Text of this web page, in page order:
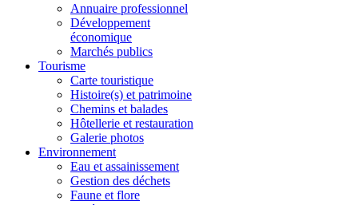
Annuaire professionnel
Développement
économique
Marchés publics
Tourisme
Carte touristique
Histoire(s) et patrimoine
Chemins et balades
Hôtellerie et restauration
Galerie photos
Environnement
Eau et assainissement
Gestion des déchets
Faune et flore